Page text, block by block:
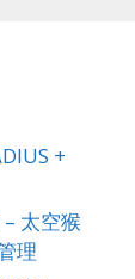
+
太空猴
理